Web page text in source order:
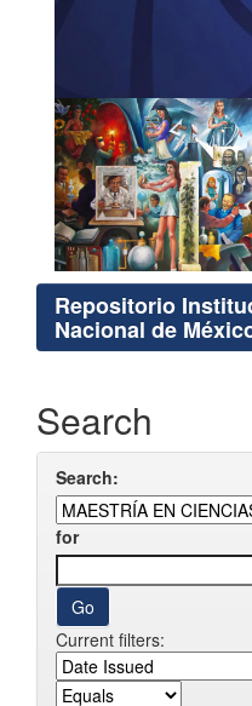
Repositorio
Nacional de
Search
Search:
for
Current filters: